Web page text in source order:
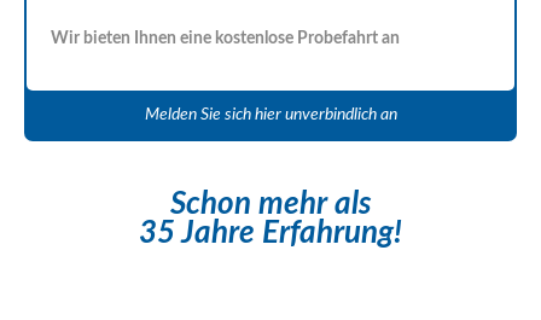
Wir bieten Ihnen eine kostenlose Probefahrt an
Melden Sie sich hier unverbindlich an
Schon mehr als
35 Jahre Erfahrung!